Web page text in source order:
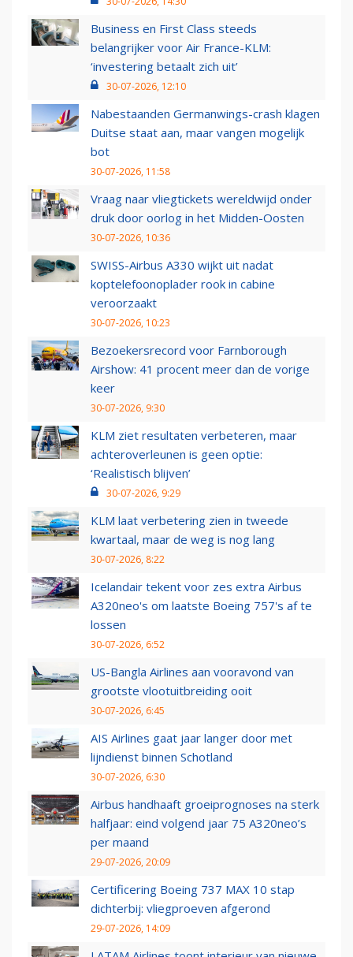
Business en First Class steeds
belangrijker voor Air France-KLM:
‘investering betaalt zich uit’
30-07-2026, 12:10
Nabestaanden Germanwings-crash klagen
Duitse staat aan, maar vangen mogelijk
bot
30-07-2026, 11:58
Vraag naar vliegtickets wereldwijd onder
druk door oorlog in het Midden-Oosten
30-07-2026, 10:36
SWISS-Airbus A330 wijkt uit nadat
koptelefoonoplader rook in cabine
veroorzaakt
30-07-2026, 10:23
Bezoekersrecord voor Farnborough
Airshow: 41 procent meer dan de vorige
keer
30-07-2026, 9:30
KLM ziet resultaten verbeteren, maar
achteroverleunen is geen optie:
‘Realistisch blijven’
30-07-2026, 9:29
KLM laat verbetering zien in tweede
kwartaal, maar de weg is nog lang
30-07-2026, 8:22
Icelandair tekent voor zes extra Airbus
A320neo's om laatste Boeing 757's af te
lossen
30-07-2026, 6:52
US-Bangla Airlines aan vooravond van
grootste vlootuitbreiding ooit
30-07-2026, 6:45
AIS Airlines gaat jaar langer door met
lijndienst binnen Schotland
30-07-2026, 6:30
Airbus handhaaft groeiprognoses na sterk
halfjaar: eind volgend jaar 75 A320neo’s
per maand
29-07-2026, 20:09
Certificering Boeing 737 MAX 10 stap
dichterbij: vliegproeven afgerond
29-07-2026, 14:09